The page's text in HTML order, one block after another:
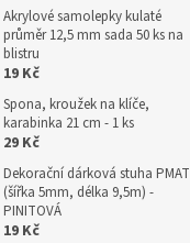
Akrylové samolepky kulaté
průměr 12,5 mm sada 50 ks na
blistru
19 Kč
Spona, kroužek na klíče,
karabinka 21 cm - 1 ks
29 Kč
Dekorační dárková stuha PMAT
(šířka 5mm, délka 9,5m) -
PINITOVÁ
19 Kč